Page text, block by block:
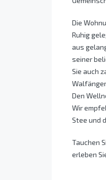
Die
Ruhig
aus
seiner
Sie auch
Den
Wir
Stee und
Tauchen
erleben